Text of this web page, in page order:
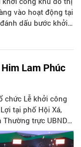
vào hoạt động tại
dấu bước khởi
hiệu khu đô thị
hóa Việt và được
Lam Phúc
chức Lễ khởi công
tại phố Hội Xá,
Thường trực UBND
phát biểu chỉ đạo.